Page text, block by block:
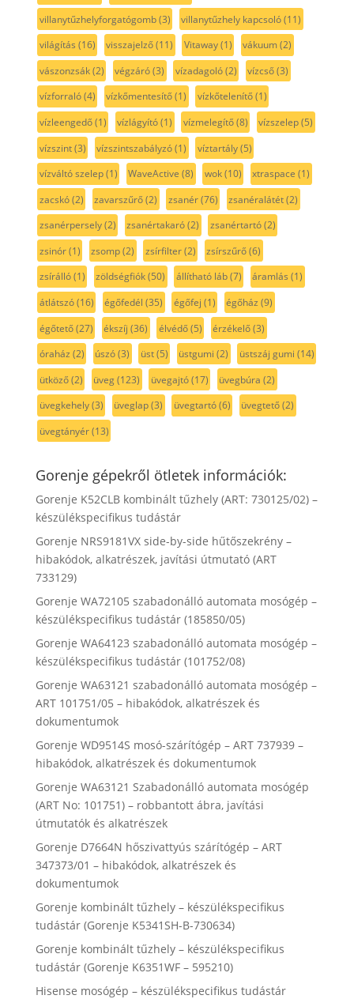
villanytűzhelyforgatógomb(3) villanytűzhely kapcsoló(11)
világítás (16) visszajelző(11) Vitaway(1) vákuum(2)
vászonzsák(2) végzáró(3) vízadagoló(2) vízcső(3)
vízforraló(4) vízkőmentesítő(1) vízkőtelenítő(1)
vízleengedő(1) vízlágyító(1) vízmelegítő(8) vízszelep(5)
vízszint(3) vízszintszabályzó(1) víztartály(5)
vízváltó szelep(1) WaveActive (8) wok(10) xtraspace (1)
zacskó(2) zavarszűrő(2) zsanér(76) zsanéralátét(2)
zsanérpersely(2) zsanértakaró(2) zsanértartó(2)
zsinór(1) zsomp(2) zsírfilter(2) zsírszűrő(6)
zsírálló(1) zöldségfiók(50) állítható láb(7) áramlás (1)
átlátszó(16) égőfedél (35) égőfej (1) égőház (9)
égőtető(27) ékszíj (36) élvédő(5) érzékelő(3)
óraház (2) úszó(3) üst(5) üstgumi (2) üstszáj gumi (14)
ütköző(2) üveg(123) üvegajtó(17) üvegbúra (2)
üvegkehely(3) üveglap(3) üvegtartó(6) üvegtető(2)
üvegtányér(13)
Gorenje gépekről ötletek információk:
Gorenje K52CLB kombinált tűzhely (ART: 730125/02) –
készülékspecifikus tudástár
Gorenje NRS9181VX side-by-side hűtőszekrény –
hibakódok, alkatrészek, javítási útmutató (ART
733129)
Gorenje WA72105 szabadonálló automata mosógép –
készülékspecifikus tudástár (185850/05)
Gorenje WA64123 szabadonálló automata mosógép –
készülékspecifikus tudástár (101752/08)
Gorenje WA63121 szabadonálló automata mosógép –
ART 101751/05 – hibakódok, alkatrészek és
dokumentumok
Gorenje WD9514S mosó-szárítógép – ART 737939 –
hibakódok, alkatrészek és dokumentumok
Gorenje WA63121 Szabadonálló automata mosógép
(ART No: 101751) – robbantott ábra, javítási
útmutatók és alkatrészek
Gorenje D7664N hőszivattyús szárítógép – ART
347373/01 – hibakódok, alkatrészek és
dokumentumok
Gorenje kombinált tűzhely – készülékspecifikus
tudástár (Gorenje K5341SH-B-730634)
Gorenje kombinált tűzhely – készülékspecifikus
tudástár (Gorenje K6351WF – 595210)
Hisense mosógép – készülékspecifikus tudástár